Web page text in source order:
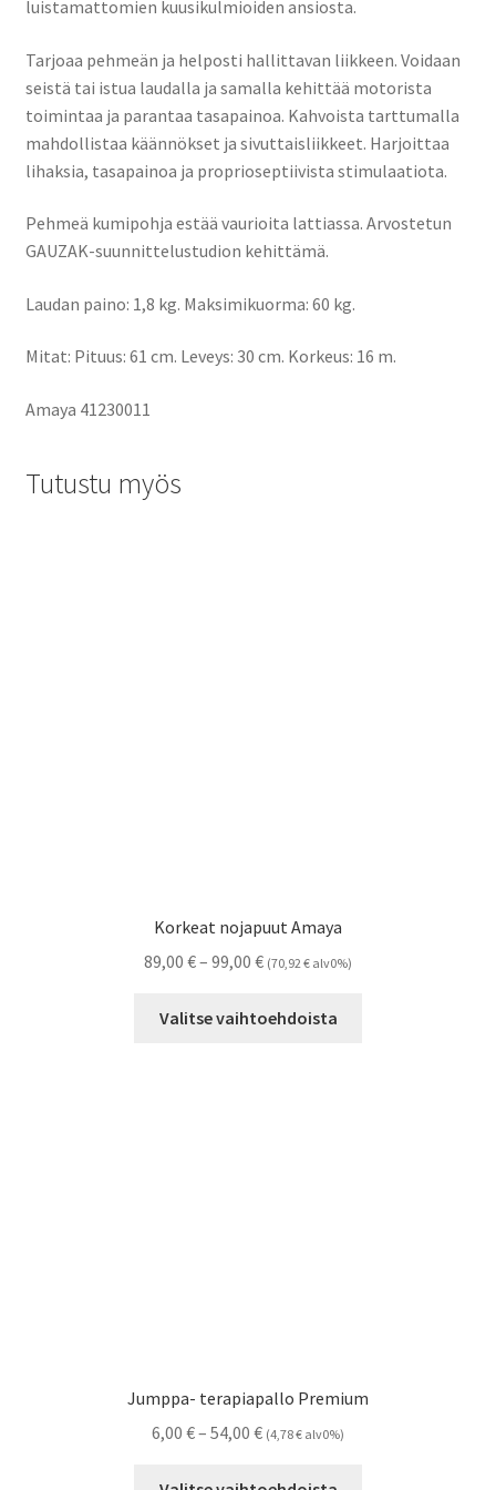
luistamattomien kuusikulmioiden ansiosta.
Tarjoaa pehmeän ja helposti hallittavan liikkeen. Voidaan
seistä tai istua laudalla ja samalla kehittää motorista
toimintaa ja parantaa tasapainoa. Kahvoista tarttumalla
mahdollistaa käännökset ja sivuttaisliikkeet. Harjoittaa
lihaksia, tasapainoa ja proprioseptiivista stimulaatiota.
Pehmeä kumipohja estää vaurioita lattiassa. Arvostetun
GAUZAK-suunnittelustudion kehittämä.
Laudan paino: 1,8 kg. Maksimikuorma: 60 kg.
Mitat: Pituus: 61 cm. Leveys: 30 cm. Korkeus: 16 m.
Amaya 41230011
Tutustu myös
Korkeat nojapuut Amaya
89,00 €– 99,00 €Hintaluokka:
-
(70,92€ alv0%)
Valitse vaihtoehdoista
Jumppa- terapiapallo Premium
6,00 €– 54,00 €Hintaluokka:
(4,78€ alv0%)